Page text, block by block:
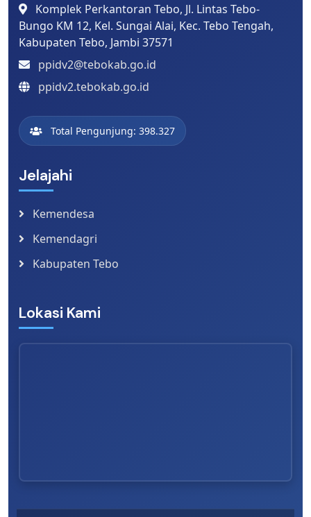
Komplek Perkantoran Tebo, Jl. Lintas Tebo-
Bungo KM 12, Kel. Sungai Alai, Kec. Tebo Tengah,
Kabupaten Tebo, Jambi 37571
ppidv2@tebokab.go.id
ppidv2.tebokab.go.id
Total Pengunjung: 398.327
Jelajahi
Kemendesa
Kemendagri
Kabupaten Tebo
Lokasi Kami